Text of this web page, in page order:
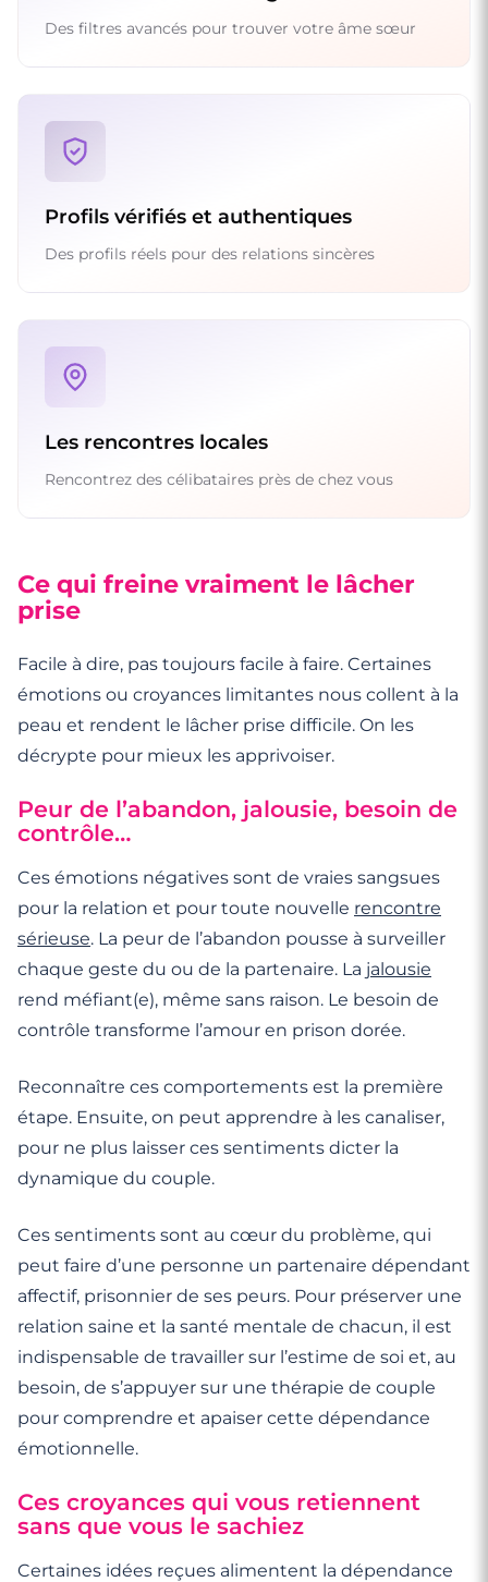
Des filtres avancés pour trouver votre âme sœur
Profils vérifiés et authentiques
Des profils réels pour des relations sincères
Les rencontres locales
Rencontrez des célibataires près de chez vous
Ce qui freine vraiment le lâcher
prise
Facile à dire, pas toujours facile à faire. Certaines
émotions ou croyances limitantes nous collent à la
peau et rendent le lâcher prise difficile. On les
décrypte pour mieux les apprivoiser.
Peur de l’abandon, jalousie, besoin de
contrôle…
Ces émotions négatives sont de vraies sangsues
pour la relation et pour toute nouvelle rencontre
sérieuse. La peur de l’abandon pousse à surveiller
chaque geste du ou de la partenaire. La jalousie
rend méfiant(e), même sans raison. Le besoin de
contrôle transforme l’amour en prison dorée.
Reconnaître ces comportements est la première
étape. Ensuite, on peut apprendre à les canaliser,
pour ne plus laisser ces sentiments dicter la
dynamique du couple.
Ces sentiments sont au cœur du problème, qui
peut faire d’une personne un partenaire dépendant
affectif, prisonnier de ses peurs. Pour préserver une
relation saine et la santé mentale de chacun, il est
indispensable de travailler sur l’estime de soi et, au
besoin, de s’appuyer sur une thérapie de couple
pour comprendre et apaiser cette dépendance
émotionnelle.
Ces croyances qui vous retiennent
sans que vous le sachiez
Certaines idées reçues alimentent la dépendance